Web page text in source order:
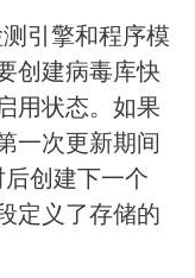
测引擎和程序模
创建病毒库快
用状态。如果
一次更新期间
创建下一个
定义了存储的